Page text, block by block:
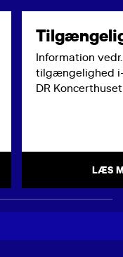
Information vedr.
tilgængelighed
DR Koncerthuset
LÆS